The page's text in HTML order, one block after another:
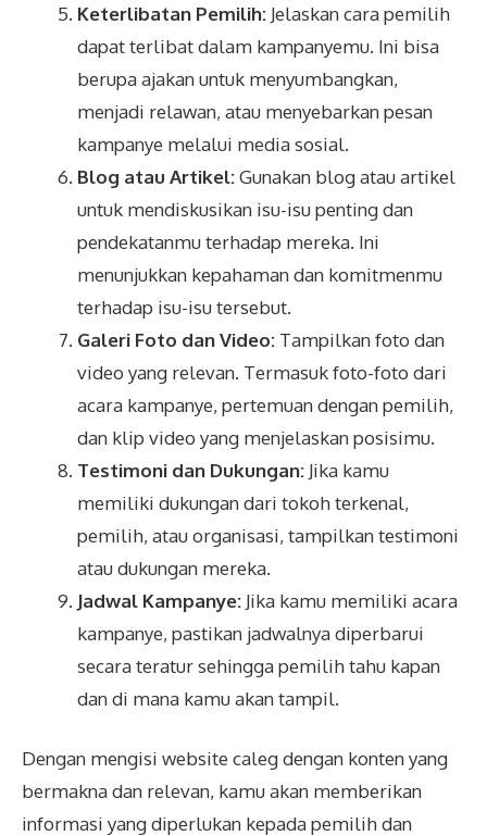
Keterlibatan Pemilih: Jelaskan cara pemilih
dapat terlibat dalam kampanyemu. Ini bisa
berupa ajakan untuk menyumbangkan,
menjadi relawan, atau menyebarkan pesan
kampanye melalui media sosial.
Blog atau Artikel:Gunakan blog atau artikel
untuk mendiskusikan isu-isu penting dan
pendekatanmu terhadap mereka. Ini
menunjukkan kepahaman dan komitmenmu
terhadap isu-isu tersebut.
Galeri Foto dan Video: Tampilkan foto dan
video yang relevan. Termasuk foto-foto dari
acara kampanye, pertemuan dengan pemilih,
dan klip video yang menjelaskan posisimu.
Testimoni dan Dukungan: Jika kamu
memiliki dukungan dari tokoh terkenal,
pemilih, atau organisasi, tampilkan testimoni
atau dukungan mereka.
Jadwal Kampanye: Jika kamu memiliki acara
kampanye, pastikan jadwalnya diperbarui
secara teratur sehingga pemilih tahu kapan
dan di mana kamu akan tampil.
Dengan mengisi website caleg dengan konten yang
bermakna dan relevan, kamu akan memberikan
informasi yang diperlukan kepada pemilih dan